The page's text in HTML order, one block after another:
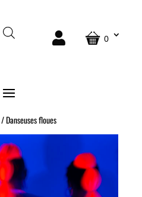
0
/ Danseuses floues